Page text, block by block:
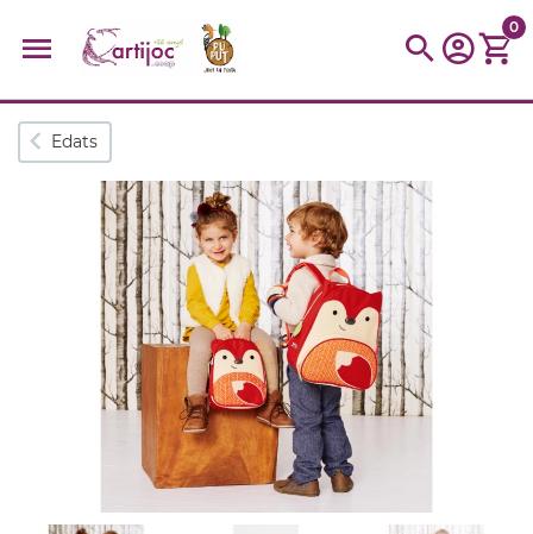
Cerques populars
disfressa trencaclosques baldufa
cotxe
parquing tinkering kit
Cuina
0
Edats